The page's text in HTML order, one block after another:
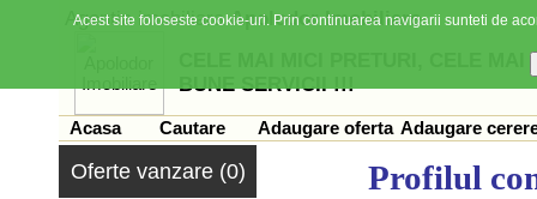
Agentia imobiliaraApolodor Imobiliare
BUNE SERVICII !!!
Acasa Cautare Adaugare oferta Adaugare
Oferte vanzare (0)
Profilul
Acest site foloseste cookie-uri. Prin continuarea navigarii sunteti de